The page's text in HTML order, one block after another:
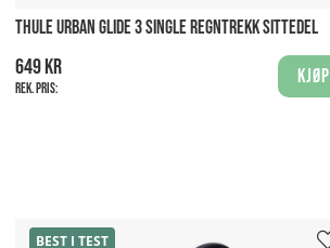
THULE URBAN GLIDE 3 SINGLE REGNTREKK SITTEDEL
649 kr
Rek. pris:
Kjøp
BEST I TEST